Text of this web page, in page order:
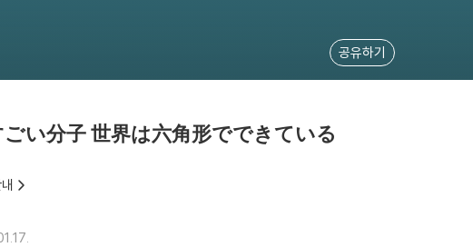
공유하기
い分子 世界は六角形でできている